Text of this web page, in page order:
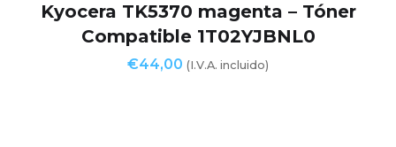
Kyocera TK5370 magenta – Tóner
Compatible 1T02YJBNL0
€44,00 (I.V.A. incluido)